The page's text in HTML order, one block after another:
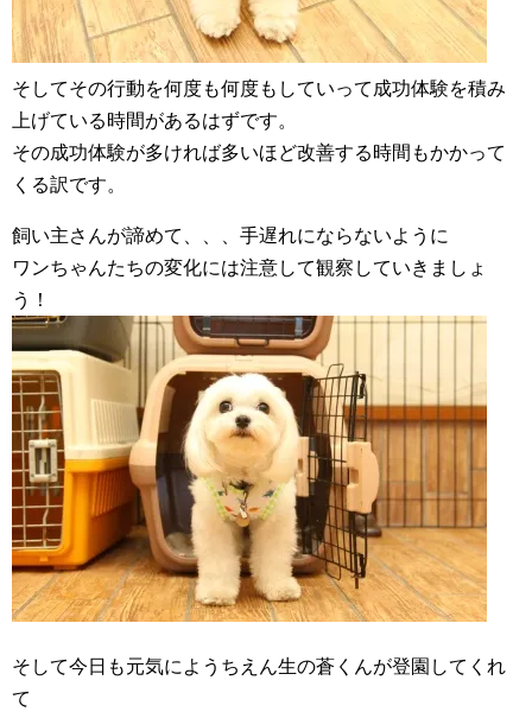
そしてその行動を何度も何度もしていって成功体験を積み
上げている時間があるはずです。
その成功体験が多ければ多いほど改善する時間もかかって
くる訳です。
飼い主さんが諦めて、、、手遅れにならないように
ワンちゃんたちの変化には注意して観察していきましょ
う！
そして今日も元気にようちえん生の蒼くんが登園してくれ
て